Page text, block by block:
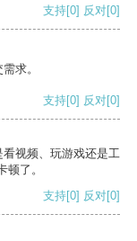
支持[0] 反对[0]
求。
支持[0] 反对[0]
视频、玩游戏还是工
了。
支持[0] 反对[0]